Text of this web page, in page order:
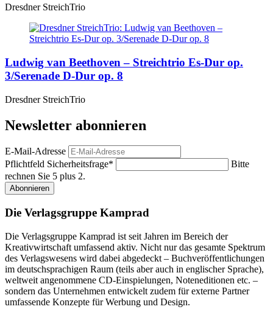
Dresdner StreichTrio
Ludwig van Beethoven – Streichtrio Es-Dur op.
3/Serenade D-Dur op. 8
Dresdner StreichTrio
Newsletter abonnieren
E-Mail-Adresse
Pflichtfeld Sicherheitsfrage*
Bitte
rechnen Sie 5 plus 2.
Abonnieren
Die Verlagsgruppe Kamprad
Die Verlagsgruppe Kamprad ist seit Jahren im Bereich der
Kreativwirtschaft umfassend aktiv. Nicht nur das gesamte Spektrum
des Verlagswesens wird dabei abgedeckt – Buchveröffentlichungen
im deutschsprachigen Raum (teils aber auch in englischer Sprache),
weltweit angenommene CD-Einspielungen, Noteneditionen etc. –
sondern das Unternehmen entwickelt zudem für externe Partner
umfassende Konzepte für Werbung und Design.